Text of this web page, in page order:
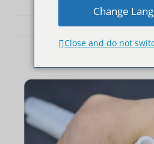
Ingrandisci
l'immagine
Change
Close and do not